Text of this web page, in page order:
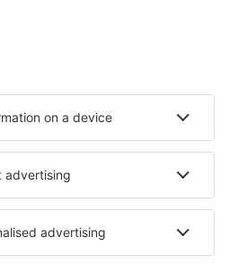
města
v Londýně
v Doncasteru
v Cardiffu